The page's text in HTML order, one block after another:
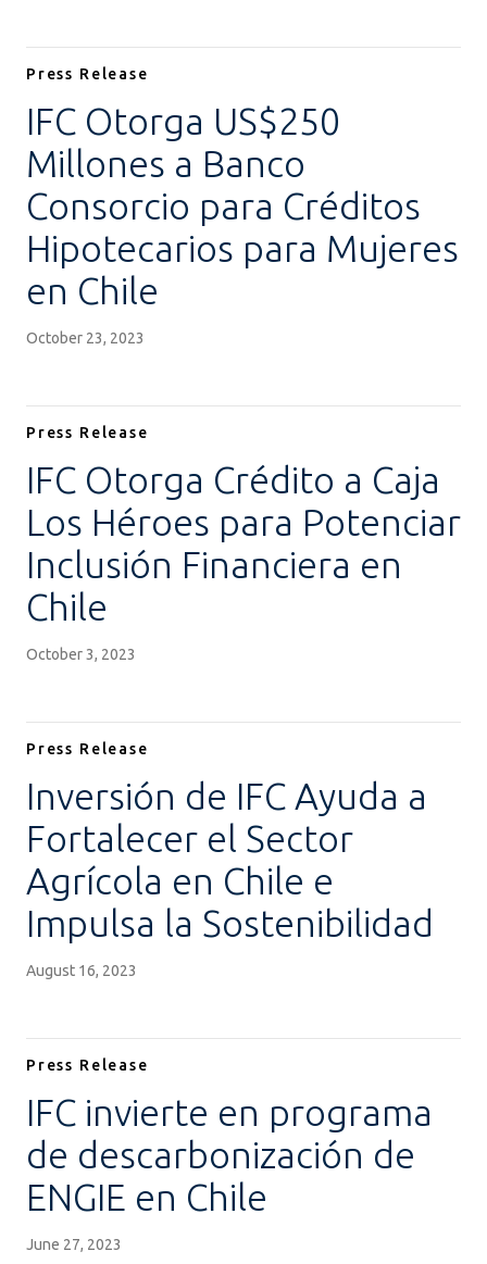
Press Release
IFC Otorga US$250
Millones a Banco
Consorcio para Créditos
Hipotecarios para Mujeres
en Chile
October 23, 2023
Press Release
IFC Otorga Crédito a Caja
Los Héroes para Potenciar
Inclusión Financiera en
Chile
October 3, 2023
Press Release
Inversión de IFC Ayuda a
Fortalecer el Sector
Agrícola en Chile e
Impulsa la Sostenibilidad
August 16, 2023
Press Release
IFC invierte en programa
de descarbonización de
ENGIE en Chile
June 27, 2023